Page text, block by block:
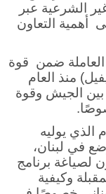
الشرعية عبر
أهمية التعاون
العاملة ضمن قوة
منذ العام
بين الجيش وقوة
الذي يوليه
في لبنان،
لصياغة برنامج
وكيفية